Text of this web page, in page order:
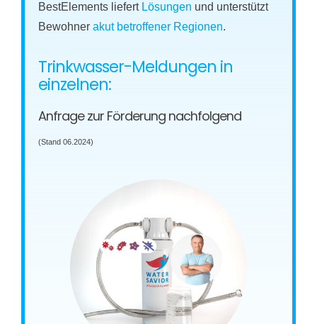
BestElements liefert Lösungen und unterstützt
Bewohnerakut betroffener Regionen.
Trinkwasser-Meldungen in
einzelnen:
Anfrage zur Förderung nachfolgend
(Stand 06.2024)